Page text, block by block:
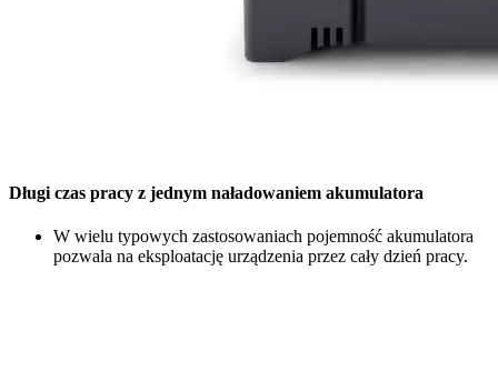
Długi czas pracy z jednym naładowaniem akumulatora
W wielu typowych zastosowaniach pojemność akumulatora
pozwala na eksploatację urządzenia przez cały dzień pracy.